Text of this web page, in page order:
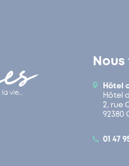
Hôtel
Hôtel
2, rue
92380
01 47